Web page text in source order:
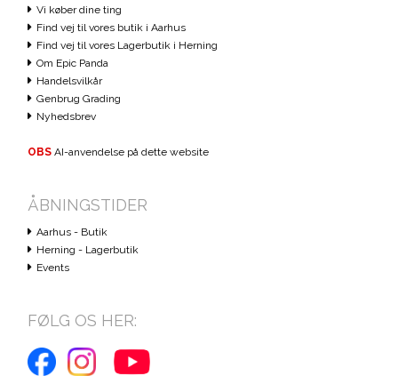
Vi køber dine ting
Find vej til vores butik i Aarhus
Find vej til vores Lagerbutik i Herning
Om Epic Panda
Handelsvilkår
Genbrug Grading
Nyhedsbrev
OBS AI-anvendelse på dette website
ÅBNINGSTIDER
Aarhus - Butik
Herning - Lagerbutik
Events
FØLG OS HER: